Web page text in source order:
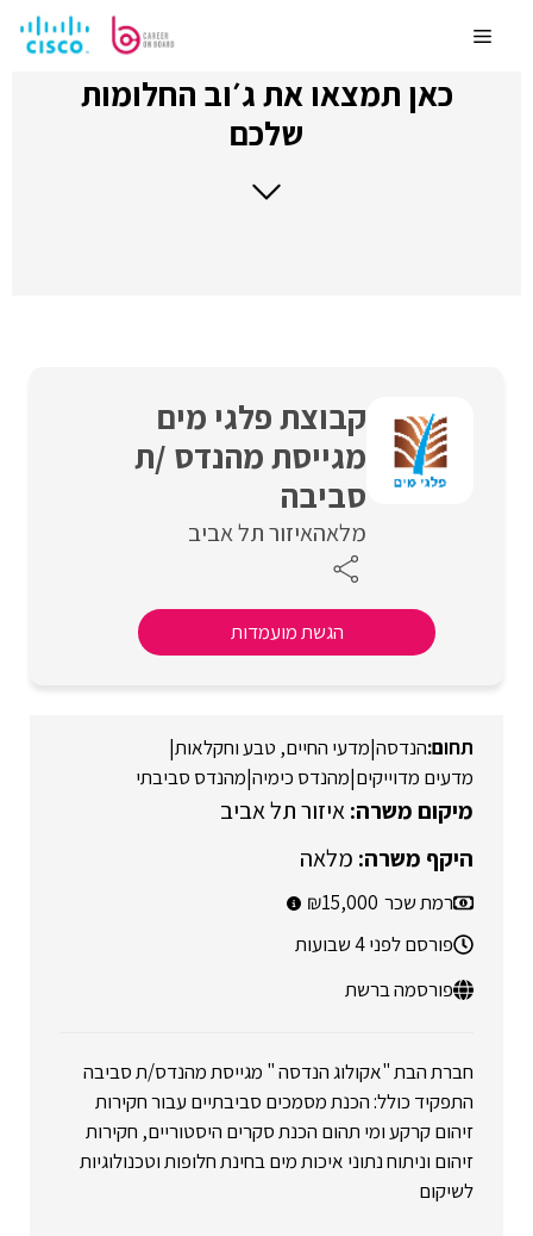
לתוכןMenu
כאן תמצאו את ג׳וב החלומות
שלכם
קבוצת פלגי מים
מגייסת מהנדס /ת
סביבה
מלאהאיזור תל אביב
הגשת מועמדות
הנדסה|מדעי החיים, טבע וחקלאות|
מדעים מדוייקים|מהנדס כימיה|מהנדס סביבתי
איזור תל אביב
מלאה
רמת שכר 15,000
פורסם לפני 4 שבועות
פורסמה ברשת
חברת הבת "אקולוג הנדסה " מגייסת מהנדס/ת סביבה
התפקיד כולל: הכנת מסמכים סביבתיים עבור חקירות
זיהום קרקע ומי תהום הכנת סקרים היסטוריים, חקירות
זיהום וניתוח נתוני איכות מים בחינת חלופות וטכנולוגיות
לשיקום